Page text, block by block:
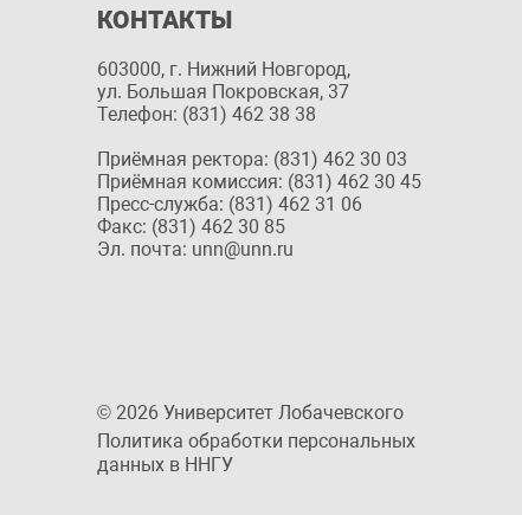
КОНТАКТЫ
603000, г. Нижний Новгород,
ул. Большая Покровская, 37
Телефон: (831) 462 38 38
Приёмная ректора: (831) 462 30 03
Приёмная комиссия: (831) 462 30 45
Пресс-служба: (831) 462 31 06
Факс: (831) 462 30 85
Эл. почта: unn@unn.ru
© 2026 Университет Лобачевского
Политика обработки персональных
данных в ННГУ